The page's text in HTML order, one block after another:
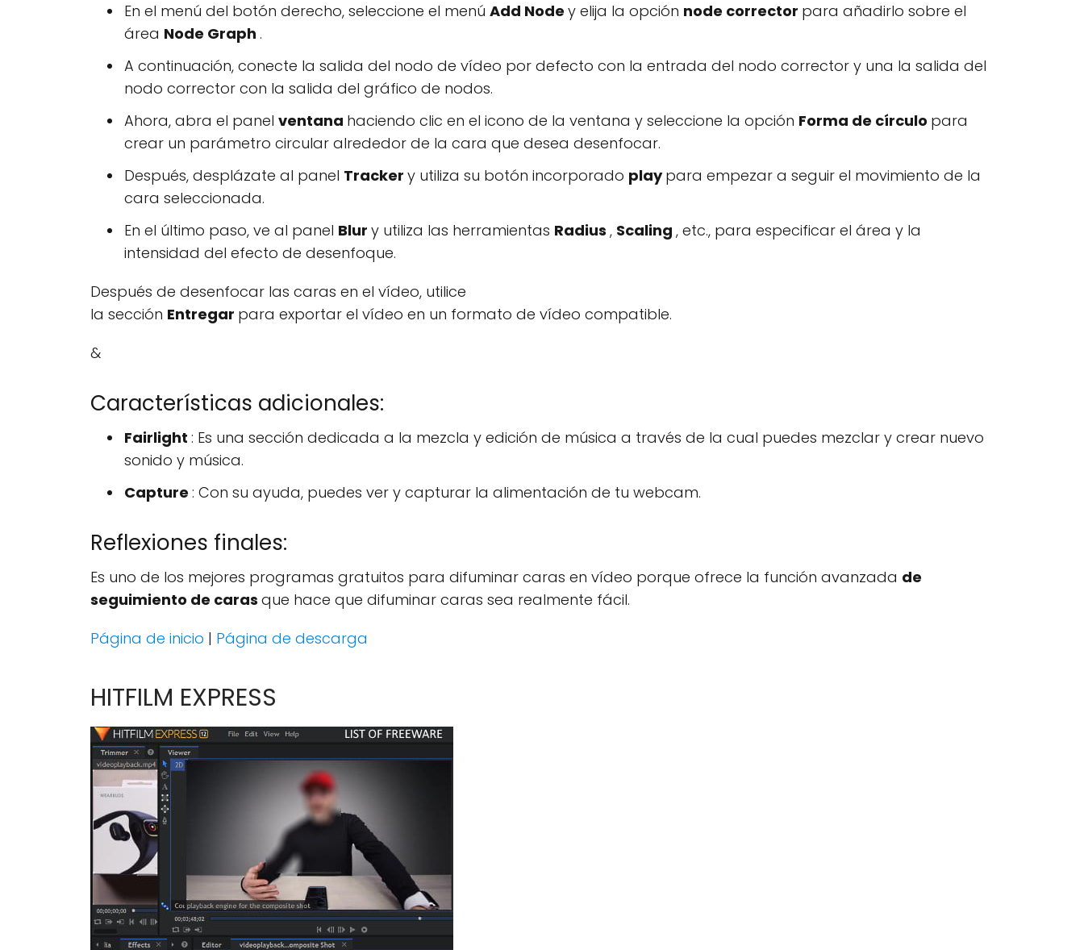
En el menú del botón derecho, seleccione el menú Add Node y elija la opción node corrector para añadirlo sobre el
área Node Graph .
A continuación, conecte la salida del nodo de vídeo por defecto con la entrada del nodo corrector y una la salida del
nodo corrector con la salida del gráfico de nodos.
Ahora, abra el panel ventana haciendo clic en el icono de la ventana y seleccione la opción Forma de círculo para
crear un parámetro circular alrededor de la cara que desea desenfocar.
Después, desplázate al panel Tracker y utiliza su botón incorporado playpara empezar a seguir el movimiento de la
cara seleccionada.
En el último paso, ve al panel Blur y utiliza las herramientas Radius , Scaling , etc., para especificar el área y la
intensidad del efecto de desenfoque.
Después de desenfocar las caras en el vídeo, utilice
la sección Entregar para exportar el vídeo en un formato de vídeo compatible.
&
Características adicionales:
Fairlight : Es una sección dedicada a la mezcla y edición de música a través de la cual puedes mezclar y crear nuevo
sonido y música.
Capture : Con su ayuda, puedes ver y capturar la alimentación de tu webcam.
Reflexiones finales:
Es uno de los mejores programas gratuitos para difuminar caras en vídeo porque ofrece la función avanzada de
seguimiento de caras que hace que difuminar caras sea realmente fácil.
Página de inicio | Página de descarga
HITFILM EXPRESS